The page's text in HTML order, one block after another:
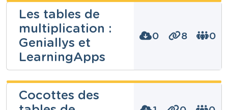
Tags
calculs tables multiplication, cartes, exercices
multiplication, flashcard, tables, tables de
multiplication
Najoua Batis
Niveau
Fondamental
Cours
Mathématiques
Année
Tags
manipulation, Manipuler, multiplication,
Les tables de
multiplication :
Geniallys et
LearningApps
0 8 0
Bollaerts
Niveau
Cocottes des